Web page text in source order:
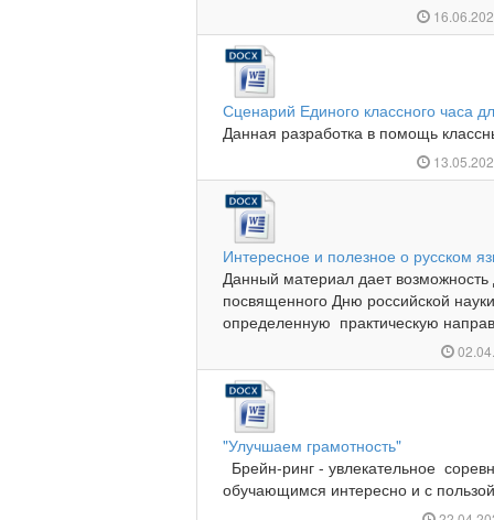
Сценарий Единого классного часа
Данная разработка в помощь
Интересное и полезное о русском
Данный материал дает
посвященного Дню российской
определенную практическую
"Улучшаем грамотность"
Брейн-ринг - увлекательное
обучающимся интересно и с